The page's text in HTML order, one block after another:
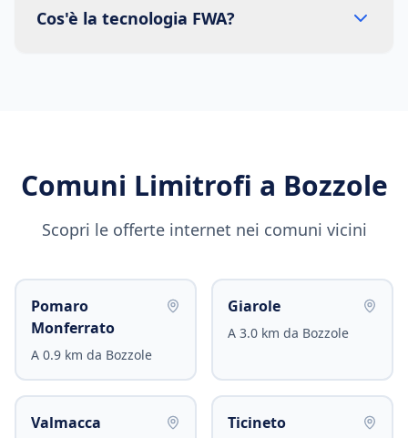
Cos'è la tecnologia FWA?
Comuni Limitrofi a Bozzole
Scopri le offerte internet nei comuni vicini
Pomaro
Monferrato
A 0.9 km da Bozzole
Giarole
A 3.0 km da Bozzole
Valmacca Ticineto